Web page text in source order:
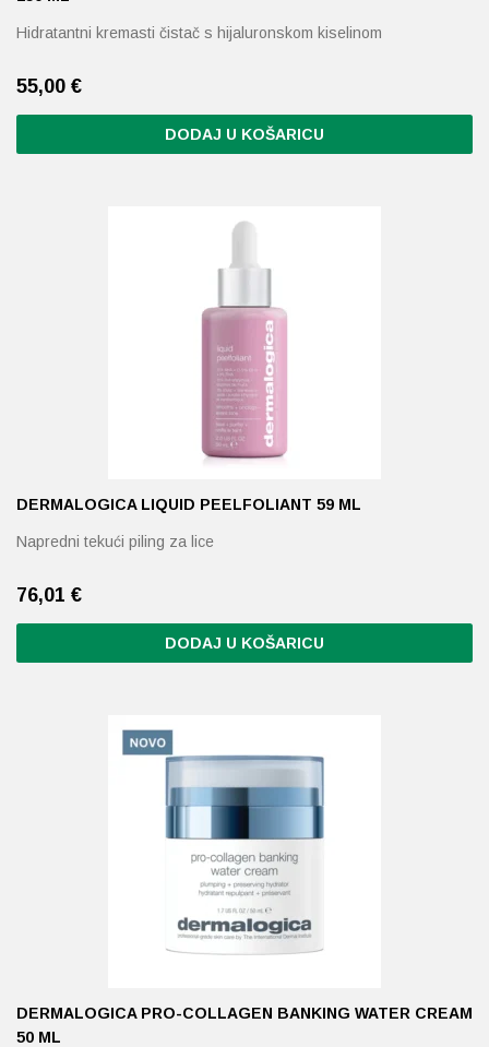
Hidratantni kremasti čistač s hijaluronskom kiselinom
55,00 €
DODAJ U KOŠARICU
DERMALOGICA LIQUID PEELFOLIANT 59 ML
Napredni tekući piling za lice
76,01 €
DODAJ U KOŠARICU
DERMALOGICA PRO-COLLAGEN BANKING WATER CREAM
50 ML